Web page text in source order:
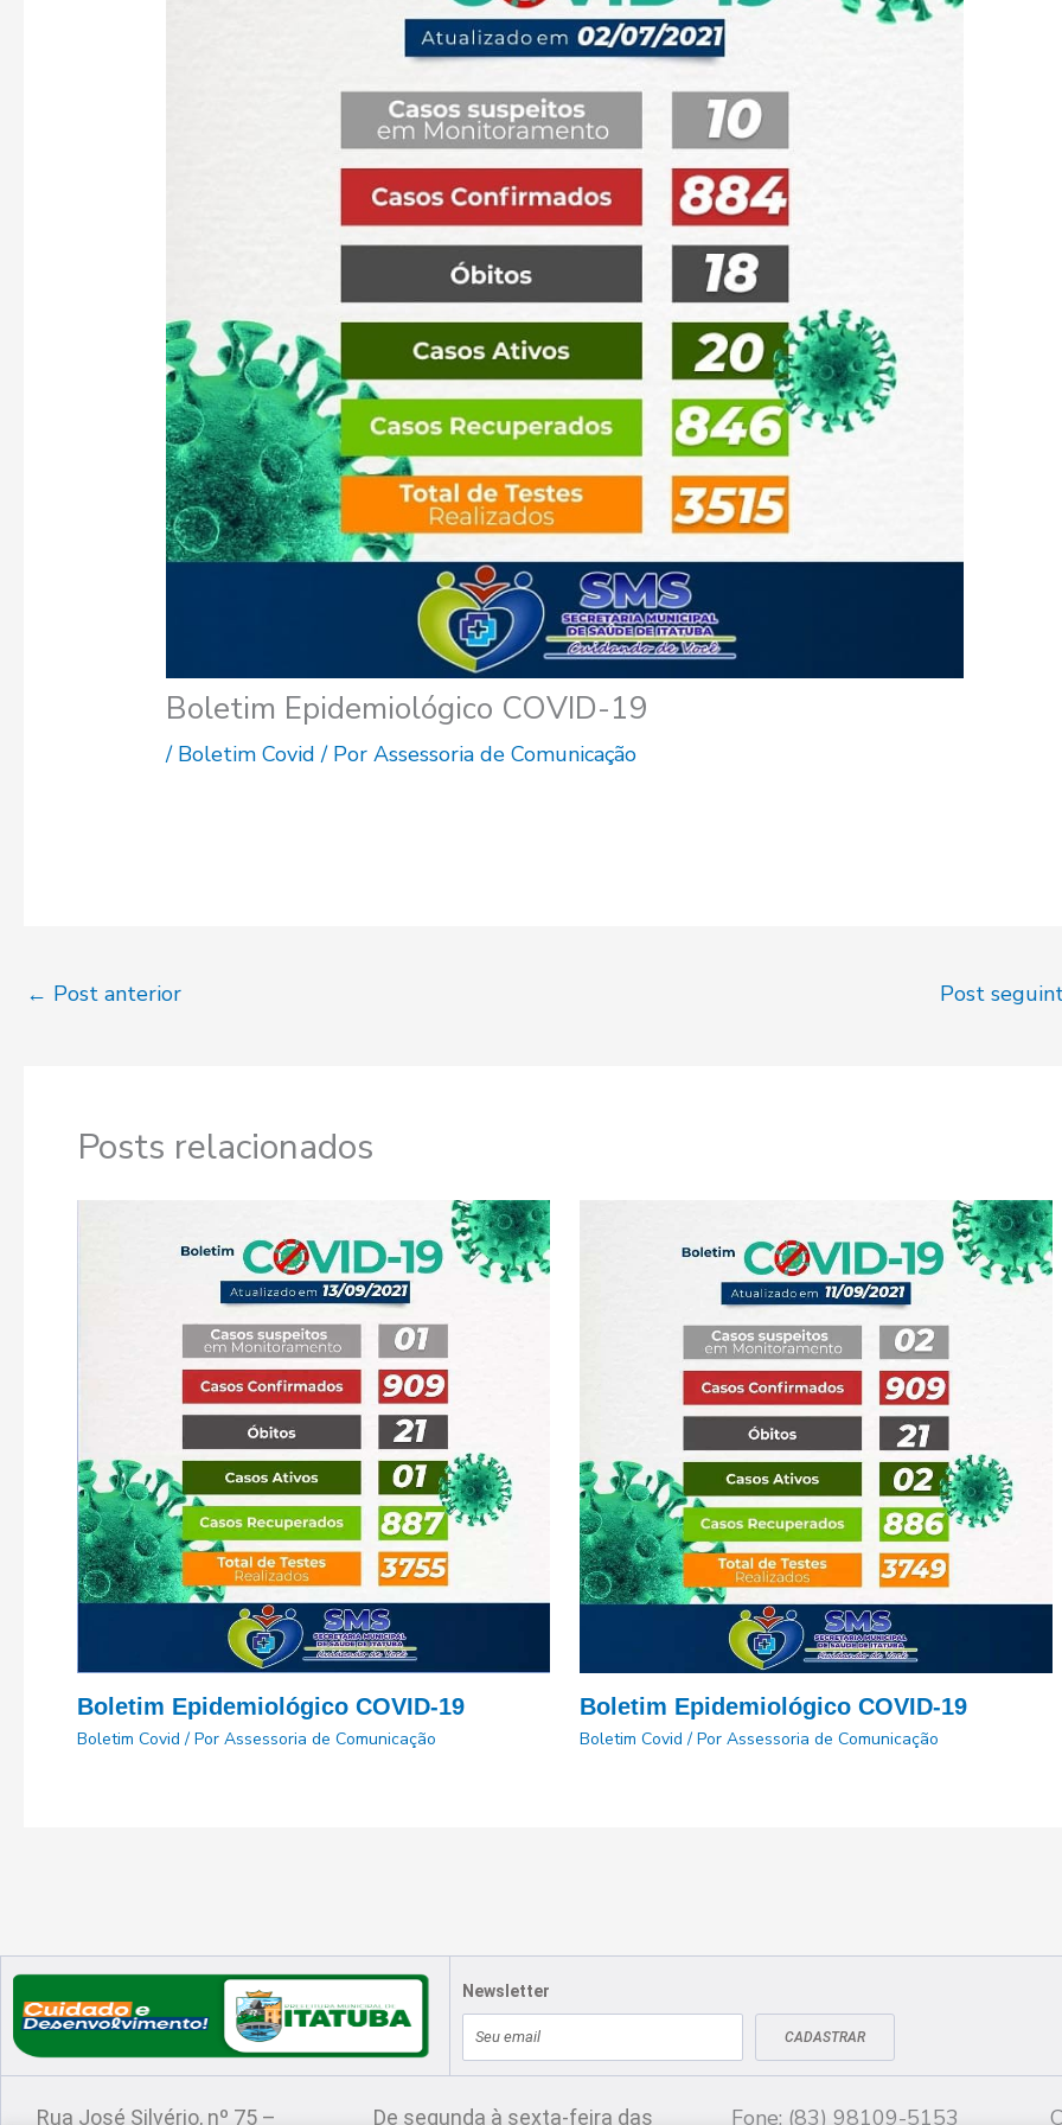
Boletim Epidemiológico COVID-19
/ Boletim Covid / PorAssessoria de Comunicação
← Post anterior Post
Posts relacionados
Boletim Epidemiológico COVID-19
Boletim Covid / Por Assessoria de Comunicação
Boletim Epidemiológico COVID-19
Boletim Covid / Por Assessoria de Comunicação
Newsletter
mail
CADASTRAR
Localização
Rua José Silvério, nº 75 –
Atendimento
De segunda à sexta-feira das
Fale conosco
Fone: (83) 98109-5153